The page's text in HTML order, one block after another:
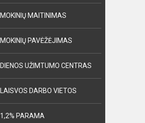
MOKINIŲ MAITINIMAS
MOKINIŲ PAVĖŽĖJIMAS
DIENOS UŽIMTUMO CENTRAS
LAISVOS DARBO VIETOS
1,2% PARAMA